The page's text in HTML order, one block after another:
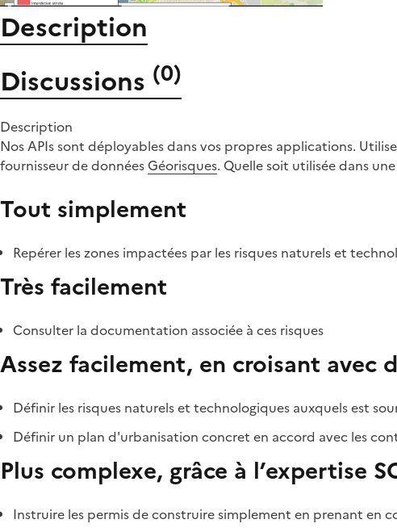
Description
Discussions (0)
Description
Nos APIs sont déployables dans vos propres applications.
fournisseur de donnéesGéorisques. Quelle soit utilisée dans
Tout simplement
Repérer les zones impactées par les risques naturels et
Très facilement
Consulter la documentation associée à ces risques
Assez facilement, en croisant avec
Définir les risques naturels et technologiques auxquels est
Définir un plan d'urbanisation concret en accord avec les
Plus complexe, grâce à l’expertise
Instruire les permis de construire simplement en prenant en